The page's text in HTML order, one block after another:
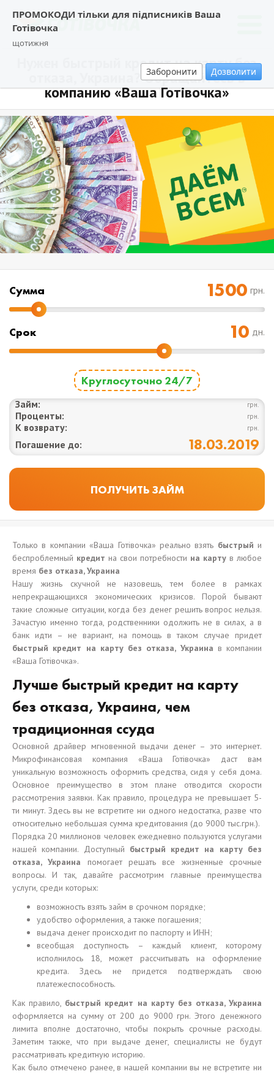
ПРОМОКОДИ тільки для підписників Ваша
Готівочка
щотижня
Заборонити Дозволити
Нужен быстрый кредит на карту без
отказа, Украина? Обращайтесь в
компанию «Ваша Готівочка»
Cумма грн.
Срок дн.
Круглосуточно 24/7
Займ: грн.
Проценты: грн.
К возврату: грн.
Погашение до: 18.03.2019
Только в компании «Ваша Готівочка» реально взять быстрый и
беспроблемный кредит на свои потребности на карту в любое
время без отказа, Украина
Нашу жизнь скучной не назовешь, тем более в рамках
непрекращающихся экономических кризисов. Порой бывают
такие сложные ситуации, когда без денег решить вопрос нельзя.
Зачастую именно тогда, родственники одолжить не в силах, а в
банк идти – не вариант, на помощь в таком случае придет
быстрый кредит на карту без отказа, Украина в компании
«Ваша Готівочка».
Лучше быстрый кредит на карту
без отказа, Украина, чем
традиционная ссуда
Основной драйвер мгновенной выдачи денег – это интернет.
Микрофинансовая компания «Ваша Готівочка» даст вам
уникальную возможность оформить средства, сидя у себя дома.
Основное преимущество в этом плане отводится скорости
рассмотрения заявки. Как правило, процедура не превышает 5-
ти минут. Здесь вы не встретите ни одного недостатка, разве что
относительно небольшая сумма кредитования (до 9000 тыс.грн.).
Порядка 20 миллионов человек ежедневно пользуются услугами
нашей компании. Доступный быстрый кредит на карту без
отказа, Украина помогает решать все жизненные срочные
вопросы. И так, давайте рассмотрим главные преимущества
услуги, среди которых:
возможность взять займ в срочном порядке;
удобство оформления, а также погашения;
выдача денег происходит по паспорту и ИНН;
всеобщая доступность – каждый клиент, которому
исполнилось 18, может рассчитывать на оформление
кредита. Здесь не придется подтверждать свою
платежеспособность.
Как правило, быстрый кредит на карту без отказа, Украина
оформляется на сумму от 200 до 9000 грн. Этого денежного
лимита вполне достаточно, чтобы покрыть срочные расходы.
Заметим также, что при выдаче денег, специалисты не будут
рассматривать кредитную историю.
Как было отмечено ранее, в нашей компании вы не встретите ни